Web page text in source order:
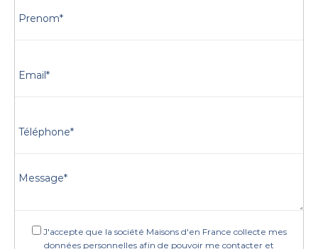
J'accepte que la société Maisons d'en France collecte mes
données personnelles afin de pouvoir me contacter et